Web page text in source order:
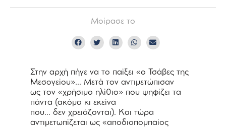
Μοίρασε το
Στην αρχή πήγε να το παίξει «ο Τσάβες της
Μεσογείου»… Μετά τον αντιμετώπισαν
ως τον «χρήσιμο ηλίθιο» που ψηφίζει τα
πάντα (ακόμα κι εκείνα
που… δεν χρειάζονται). Και τώρα
αντιμετωπίζεται ως «αποδιοπομπαίος